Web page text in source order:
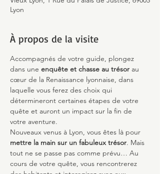
Lyon
À propos de la visite
Accompagnés de votre guide, plongez
dans une enquête et chasse au trésor au
cœur de la Renaissance lyonnaise, dans
laquelle vous ferez des choix qui
détermineront certaines étapes de votre
quête et auront un impact sur la fin de
votre aventure.
Nouveaux venus à Lyon, vous êtes là pour
mettre la main sur un fabuleux trésor. Mais
tout ne se passe pas comme prévu… Au
cours de votre quête, vous rencontrerez